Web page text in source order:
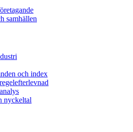
samhällen
och index
nyckeltal